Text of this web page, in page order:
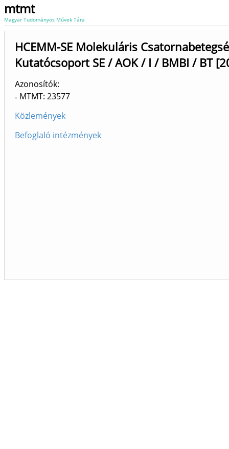
mtmt
Magyar Tudományos Művek Tára
HCEMM-SE Molekuláris
Kutatócsoport SE / AOK / I / BMBI / BT
Azonosítók
MTMT: 23577
Közlemények
Befoglaló intézmények